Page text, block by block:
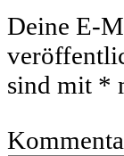
Deine E-
sind mit *